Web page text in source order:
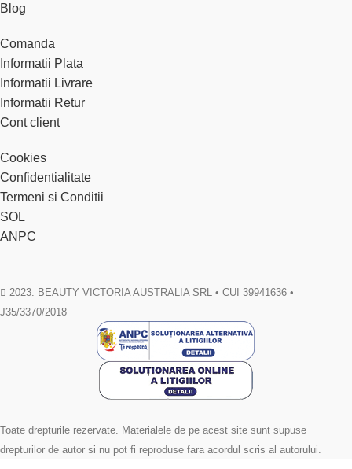
Blog
Comanda
Informatii Plata
Informatii Livrare
Informatii Retur
Cont client
Cookies
Confidentialitate
Termeni si Conditii
SOL
ANPC
2023. BEAUTY VICTORIA AUSTRALIA SRL • CUI 39941636 •
J35/3370/2018
Toate drepturile rezervate. Materialele de pe acest site sunt supuse
drepturilor de autor si nu pot fi reproduse fara acordul scris al autorului.